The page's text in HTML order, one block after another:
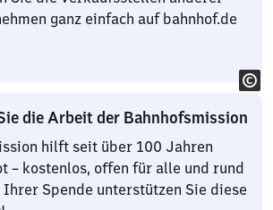
ganz einfach auf bahnhof.de
die Arbeit der Bahnhofsmission
hilft seit über 100 Jahren
– kostenlos, offen für alle und rund
Spende unterstützen Sie diese